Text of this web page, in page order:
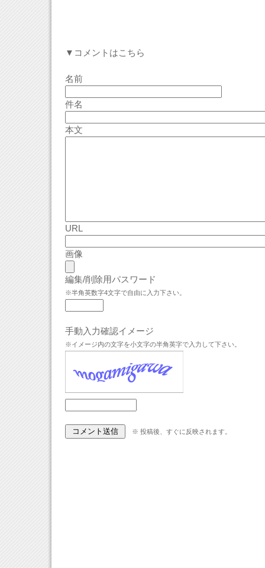
▼コメントはこちら
名前
件名
本文
URL
画像
編集/削除用パスワード
※半角英数字4文字で自由に入力下さい。
手動入力確認イメージ
※イメージ内の文字を小文字の半角英字で入力して下さい。
※ 投稿後、すぐに反映されます。